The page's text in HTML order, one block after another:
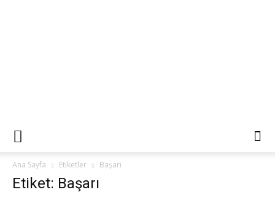
Ana Sayfa Etiketler Başarı
Etiket: Başarı